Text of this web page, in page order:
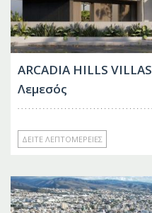
ARCADIA HILLS VILLAS
Λεμεσός
ΔΕΊΤΕ ΛΕΠΤΟΜΈΡΕΙΕΣ